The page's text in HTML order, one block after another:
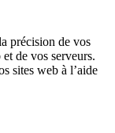
précision de vos
de vos serveurs.
sites web à l’aide